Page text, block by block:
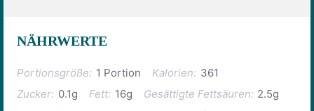
NÄHRWERTE
Portionsgröße: 1 Portion Kalorien: 361
Zucker: 0.1g Fett: 16g Gesättigte Fettsäuren: 2.5g